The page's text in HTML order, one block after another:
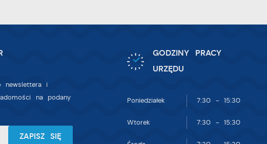
newslettera i
na podany
GODZINY PRACY
URZĘDU
Poniedziałek 7:30 - 15:30
Wtorek 7:30 - 15:30
są nasze serwisy www. Dane pozwalają nam na ocenę naszych
na analityczne pliki cookies gwarantuje dostępność wszystkich
reklamowym plikom cookies prezentujemy Ci najciekawsze informacje i
pliki cookies służą do prezentowania Ci naszych komunikatów na
witryny internetowej. Treści promocyjne mogą pojawić się na
podmiotów trzecich lub firm będących naszymi partnerami oraz
dostawców usług. Firmy te działają w charakterze pośredników
nasze treści w postaci wiadomości, ofert, komunikatów